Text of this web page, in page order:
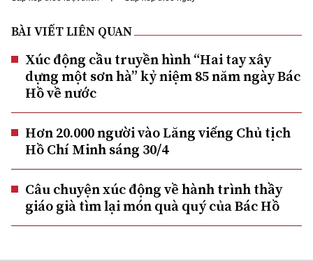
BÀI VIẾT LIÊN QUAN
Xúc động cầu truyền hình “Hai tay xây
dựng một sơn hà” kỷ niệm 85 năm ngày Bác
Hồ về nước
Hơn 20.000 người vào Lăng viếng Chủ tịch
Hồ Chí Minh sáng 30/4
Câu chuyện xúc động về hành trình thầy
giáo già tìm lại món quà quý của Bác Hồ